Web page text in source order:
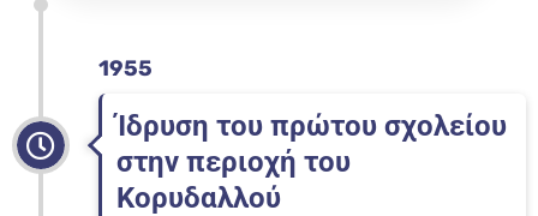
1955
Ίδρυση του πρώτου σχολείου
στην περιοχή του
Κορυδαλλού